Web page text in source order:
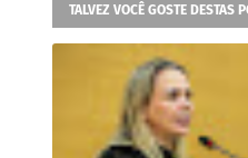
TALVEZ VOCÊ GOSTE DESTAS